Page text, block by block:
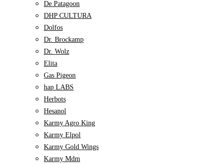
De Patagoon
DHP CULTURA
Dolfos
Dr. Brockamp
Dr. Wolz
Elita
Gas Pigeon
hap LABS
Herbots
Hesanol
Karmy Agro King
Karmy Elpol
Karmy Gold Wings
Karmy Mdm